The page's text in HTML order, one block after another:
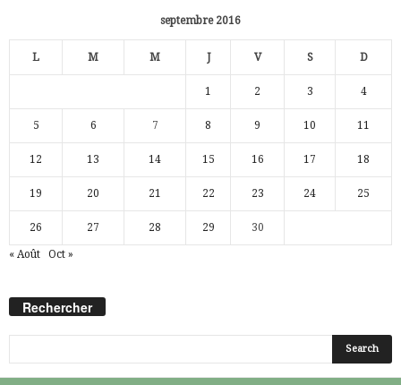
septembre 2016
L M M J V S D
1 2 3 4
5 6 7 8 9 10 11
12 13 14 15 16 17 18
19 20 21 22 23 24 25
26 27 28 29 30
« Août Oct »
Rechercher